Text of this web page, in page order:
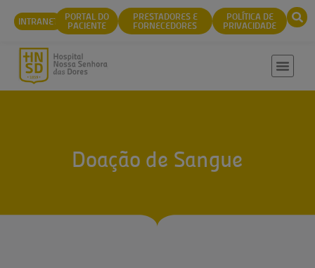
conteúdo
INTRANET PORTAL DO
PACIENTE
PRESTADORES E
FORNECEDORES
POLÍTICA DE
PRIVACIDADE
Doação de Sangue